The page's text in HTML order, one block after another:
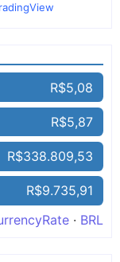
R$5,08
R$5,87
R$338.809,53
R$9.735,91
· BRL